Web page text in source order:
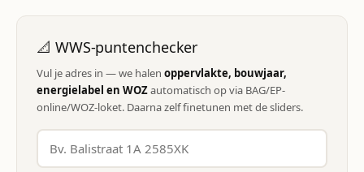
📐 WWS-puntenchecker
Vul je adres in — we halen oppervlakte, bouwjaar,
energielabel en WOZautomatisch op via BAG/EP-
online/WOZ-loket. Daarna zelf finetunen met de sliders.